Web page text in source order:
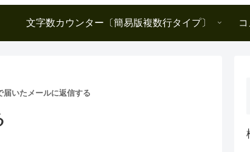
文字数カウンター〔簡易版複数行タイプ〕
いたメールに返信する